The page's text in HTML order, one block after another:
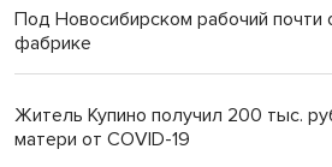
Под Новосибирском рабочий почти
фабрике
Житель Купино получил 200 тыс.
матери от COVID-19